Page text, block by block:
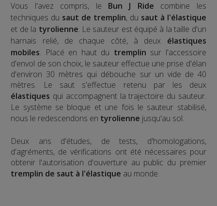
Vous l'avez compris, le Bun J Ride combine les
techniques du saut de tremplin, du saut à l'élastique
et de la tyrolienne. Le sauteur est équipé à la taille d'un
harnais relié, de chaque côté, à deux élastiques
mobiles. Placé en haut du tremplin sur l'accessoire
d'envol de son choix, le sauteur effectue une prise d'élan
d'environ 30 mètres qui débouche sur un vide de 40
mètres. Le saut s'effectue retenu par les deux
élastiques qui accompagnent la trajectoire du sauteur.
Le système se bloque et une fois le sauteur stabilisé,
nous le redescendons en tyrolienne jusqu'au sol.
​Deux ans d'études, de tests, d'homologations,
d'agréments, de vérifications ont été nécessaires pour
obtenir l'autorisation d'ouverture au public du premier
tremplin de saut à l'élastique au monde.